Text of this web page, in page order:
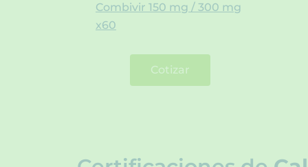
Combivir 150 mg / 300 mg
x60
Cotizar